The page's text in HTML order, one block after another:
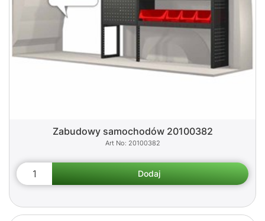
Zabudowy samochodów 20100382
20100382